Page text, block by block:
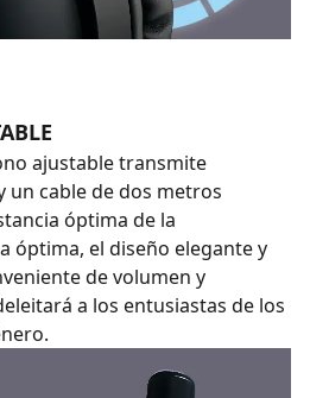
ajustable transmite
un cable de dos metros
óptima de la
óptima, el diseño elegante y
de volumen y
a los entusiastas de los